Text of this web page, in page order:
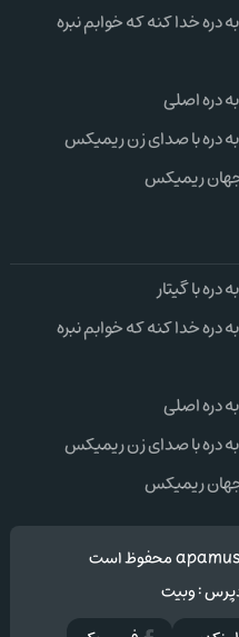
خدا کنه که خوابم نبره
دره اصلی
دره با صدای زن ریمیکس
ریمیکس
با گیتار
خدا کنه که خوابم نبره
دره اصلی
دره با صدای زن ریمیکس
ریمیکس
:وبیت